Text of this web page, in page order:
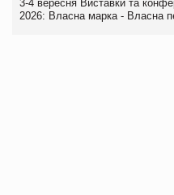
3-4 вересня Виставки та
2026: Власна марка - Власна